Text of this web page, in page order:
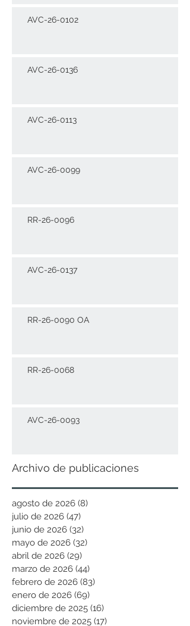
AVC-26-0102
AVC-26-0136
AVC-26-0113
AVC-26-0099
RR-26-0096
AVC-26-0137
RR-26-0090 OA
RR-26-0068
AVC-26-0093
Archivo de publicaciones
agosto de 2026 (8)
julio de 2026 (47)
junio de 2026 (32)
mayo de 2026 (32)
abril de 2026 (29)
marzo de 2026 (44)
febrero de 2026 (83)
enero de 2026 (69)
diciembre de 2025 (16)
noviembre de 2025 (17)